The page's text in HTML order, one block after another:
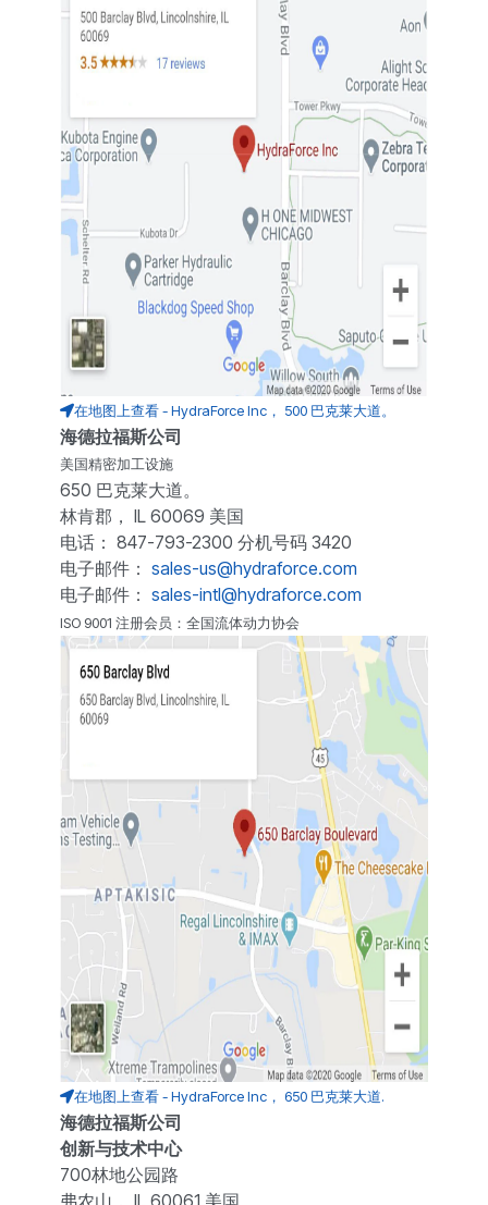
在地图上查看 - HydraForce Inc， 500 巴克莱大道。
海德拉福斯公司
美国精密加工设施
650 巴克莱大道。
林肯郡， IL 60069 美国
电话： 847-793-2300 分机号码 3420
电子邮件： sales-us@hydraforce.com
电子邮件： sales-intl@hydraforce.com
ISO 9001 注册会员：全国流体动力协会
在地图上查看 - HydraForce Inc， 650 巴克莱大道.
海德拉福斯公司
创新与技术中心
700林地公园路
弗农山， IL 60061 美国